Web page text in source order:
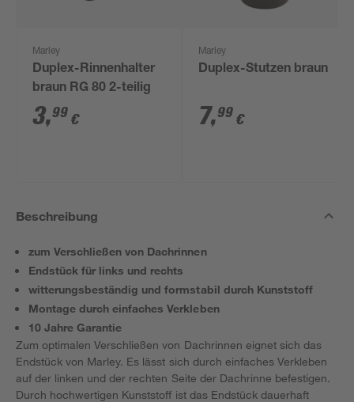
Marley
Duplex-Rinnenhalter
braun RG 80 2-teilig
3,99 €
Marley
Duplex-Stutzen braun
7,99 €
Beschreibung
zum Verschließen von Dachrinnen
Endstück für links und rechts
witterungsbeständig und formstabil durch Kunststoff
Montage durch einfaches Verkleben
10 Jahre Garantie
Zum optimalen Verschließen von Dachrinnen eignet sich das
Endstück von Marley. Es lässt sich durch einfaches Verkleben
auf der linken und der rechten Seite der Dachrinne befestigen.
Durch hochwertigen Kunststoff ist das Endstück dauerhaft